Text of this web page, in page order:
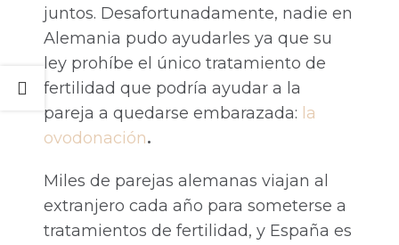
juntos. Desafortunadamente, nadie en
Alemania pudo ayudarles ya que su
ley prohíbe el único tratamiento de
fertilidad que podría ayudar a la
pareja a quedarse embarazada: la
ovodonación.
Miles de parejas alemanas viajan al
extranjero cada año para someterse a
tratamientos de fertilidad, y España es